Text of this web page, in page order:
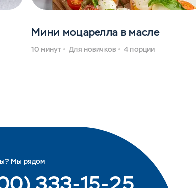
Мини моцарелла в масле
10 минут Для новичков 4 порции
Мы рядом